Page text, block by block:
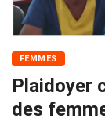
FEMMES
Plaidoyer
des